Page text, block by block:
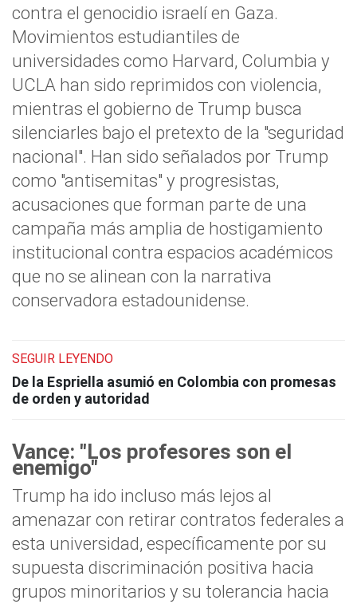
contra el genocidio israelí en Gaza.
Movimientos estudiantiles de
universidades como Harvard, Columbia y
UCLA han sido reprimidos con violencia,
mientras el gobierno de Trump busca
silenciarles bajo el pretexto de la "seguridad
nacional". Han sido señalados por Trump
como "antisemitas" y progresistas,
acusaciones que forman parte de una
campaña más amplia de hostigamiento
institucional contra espacios académicos
que no se alinean con la narrativa
conservadora estadounidense.
SEGUIR LEYENDO
De la Espriella asumió en Colombia con promesas
de orden y autoridad
Vance: "Los profesores son el
enemigo"
Trump ha ido incluso más lejos al
amenazar con retirar contratos federales a
esta universidad, específicamente por su
supuesta discriminación positiva hacia
grupos minoritarios y su tolerancia hacia